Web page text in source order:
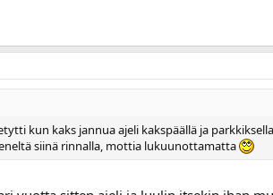
kun kaks jannua ajeli kakspäällä ja
siinä rinnalla, mottia lukuunottamatta